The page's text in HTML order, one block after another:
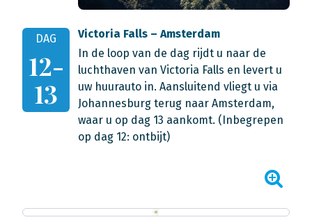
DAG
12-
13
Victoria Falls – Amsterdam
In de loop van de dag rijdt u naar de
luchthaven van Victoria Falls en levert u
uw huurauto in. Aansluitend vliegt u via
Johannesburg terug naar Amsterdam,
waar u op dag 13 aankomt. (Inbegrepen
op dag 12: ontbijt)